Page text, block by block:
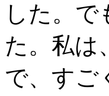
した。
た。私は
で、すご